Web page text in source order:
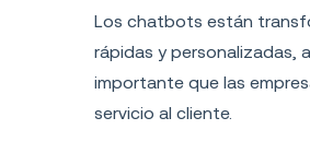
Los chatbots están
rápidas y personalizadas,
importante que las
servicio al cliente.